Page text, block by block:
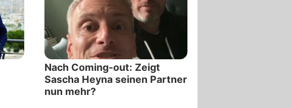
Nach Coming-out: Zeigt
Sascha Heyna seinen Partner
nun mehr?